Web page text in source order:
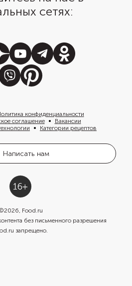
сетях:
конфиденциальности
соглашение
Вакансии
Категории рецептов
Написать нам
2026, Food.ru
без письменного разрешения
запрещено.